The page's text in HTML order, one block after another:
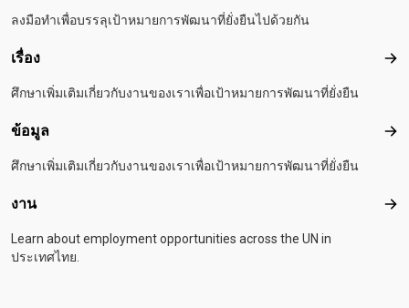
ลงมือทำเพื่อบรรลุเป้าหมายการพัฒนาที่ยั่งยืนไปด้วยกัน
เรื่อง เรื่อ
ศึกษาเพิ่มเติมเกี่ยวกับงานของเราเพื่อเป้าหมายการพัฒนาที่ยั่งยืน
ข้อมูล ข้อ
ศึกษาเพิ่มเติมเกี่ยวกับงานของเราเพื่อเป้าหมายการพัฒนาที่ยั่งยืน
งาน งาน
Learn about employment opportunities across the UN in
ประเทศไทย.